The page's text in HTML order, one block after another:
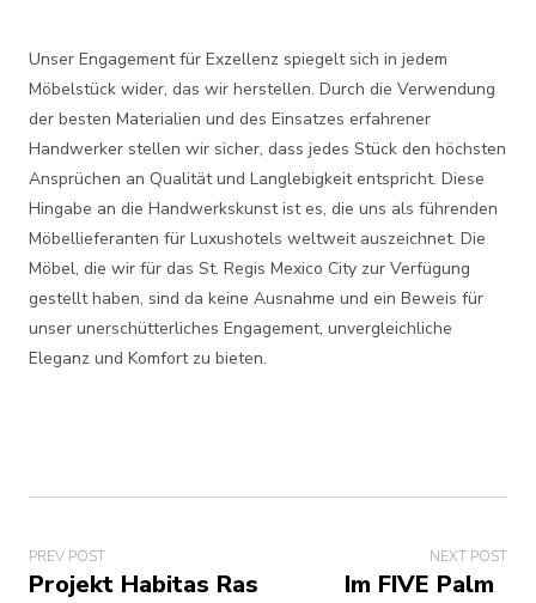
Unser Engagement für Exzellenz spiegelt sich in jedem
Möbelstück wider, das wir herstellen. Durch die Verwendung
der besten Materialien und des Einsatzes erfahrener
Handwerker stellen wir sicher, dass jedes Stück den höchsten
Ansprüchen an Qualität und Langlebigkeit entspricht. Diese
Hingabe an die Handwerkskunst ist es, die uns als führenden
Möbellieferanten für Luxushotels weltweit auszeichnet. Die
Möbel, die wir für das St. Regis Mexico City zur Verfügung
gestellt haben, sind da keine Ausnahme und ein Beweis für
unser unerschütterliches Engagement, unvergleichliche
Eleganz und Komfort zu bieten.
PREV POST
Projekt Habitas Ras
NEXT POST
Im FIVE Palm